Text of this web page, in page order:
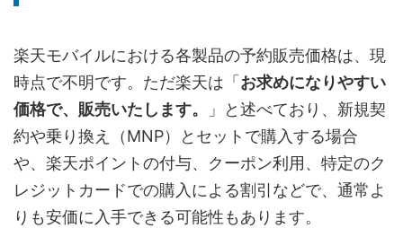
楽天モバイルにおける各製品の予約販売価格は、現
時点で不明です。ただ楽天は「 お求めになりやすい
価格で、販売いたします。
」と述べており、新規契
約や乗り換え（MNP）とセットで購入する場合
や、楽天ポイントの付与、クーポン利用、特定のク
レジットカードでの購入による割引などで、通常よ
りも安価に入手できる可能性もあります。